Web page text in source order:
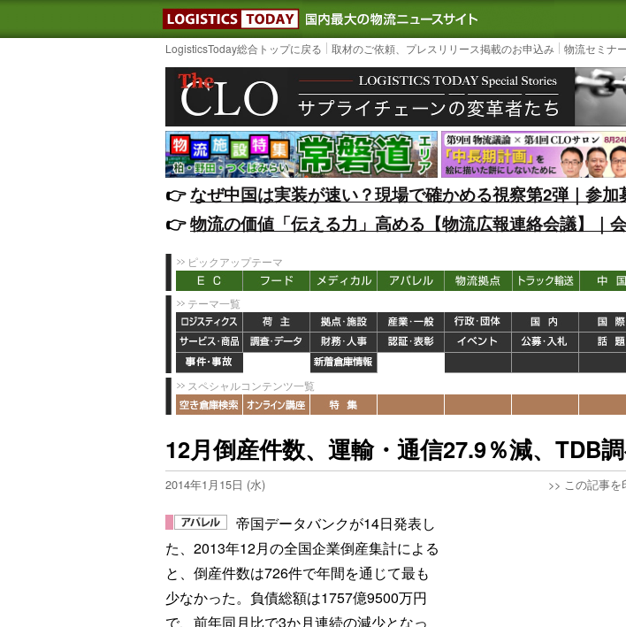
LOGISTICS TODAY｜国内最大の物流ニュースサイ
3PL,
LogisticsToday総合トップに戻る 取材のご依頼、プレスリリース掲載のお申込み 物流セミナ
👉️なぜ中国は実装が速い？現場で確かめる視察第2弾｜参加
👉️物流の価値「伝える力」高める【物流広報連絡会議】｜
ピックアップテーマ
テーマ一覧
スペシャルコンテンツ一覧
12月倒産件数、運輸・通信27.9％減、TDB
2014年1月15日 (水) >> この記事を
帝国データバンクが14日発表し
た、2013年12月の全国企業倒産集計による
と、倒産件数は726件で年間を通じて最も
少なかった。負債総額は1757億9500万円
で、前年同月比で3か月連続の減少となっ